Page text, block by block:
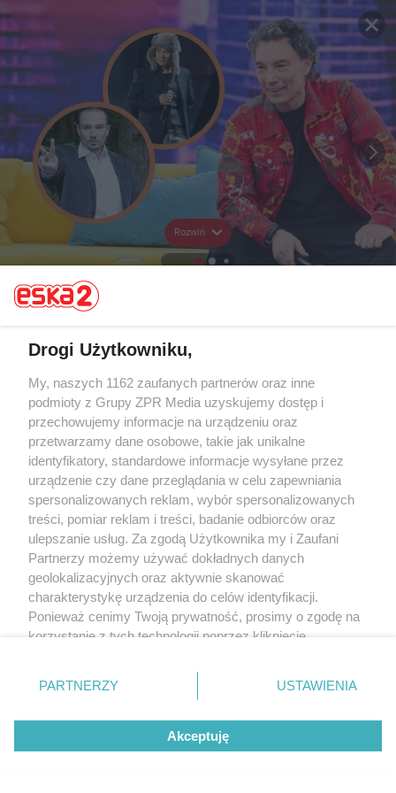
Rozwiń
Drogi Użytkowniku,
My, naszych 1162 zaufanych partnerów oraz inne
podmioty z Grupy ZPR Media uzyskujemy dostęp i
przechowujemy informacje na urządzeniu oraz
przetwarzamy dane osobowe, takie jak unikalne
identyfikatory, standardowe informacje wysyłane przez
urządzenie czy dane przeglądania w celu zapewniania
spersonalizowanych reklam, wybór spersonalizowanych
treści, pomiar reklam i treści, badanie odbiorców oraz
ulepszanie usług. Za zgodą Użytkownika my i Zaufani
Partnerzy możemy używać dokładnych danych
geolokalizacyjnych oraz aktywnie skanować
charakterystykę urządzenia do celów identyfikacji.
Ponieważ cenimy Twoją prywatność, prosimy o zgodę na
korzystanie z tych technologii poprzez kliknięcie
zmienić/wycofać klikając przycisk ustawień prywatności
znajdujący się w lewym dolnym rogu strony
rodzaje przetwarzania danych nie wymagają zgody
użytkownika, ale masz prawo sprzeciwić się takiemu
przetwarzaniu. Preferencje będą miały zastosowanie tylko
PARTNERZY USTAWIENIA
Akceptuję